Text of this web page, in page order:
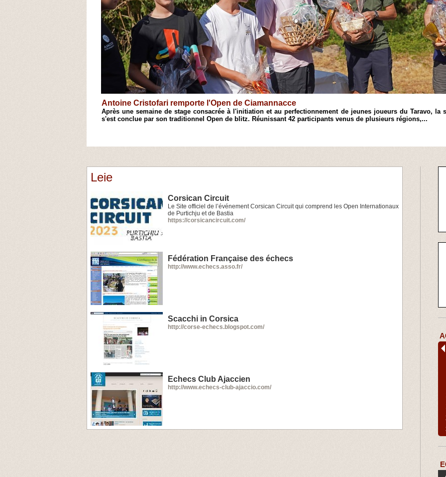
Antoine Cristofari remporte l'Open de Ciamannacce
Après une semaine de stage consacrée à l'initiation et au perfectionnement de jeunes joueurs du Taravo, la
s'est conclue par son traditionnel Open de blitz. Réunissant 42 participants venus de plusieurs régions,...
Leie
Corsican Circuit
Le Site officiel de l’événement Corsican Circuit qui comprend les Open Internationaux
de Purtichju et de Bastia
https://corsicancircuit.com/
Fédération Française des échecs
http://www.echecs.asso.fr/
Scacchi in Corsica
http://corse-echecs.blogspot.com/
Echecs Club Ajaccien
http://www.echecs-club-ajaccio.com/